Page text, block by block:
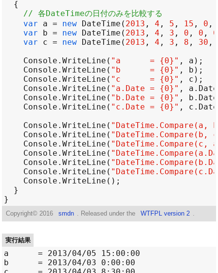
// 各DateTimeの日付のみを比較する
var
a = new DateTime ( 2013 , 4 , 5 , 15 , 0 ,
var
b = new DateTime ( 2013 , 4 , 3 , 0 , 0 , 0
var
c = new DateTime ( 2013 , 4 , 3 , 8 , 30 ,
Console . WriteLine ( "a      = {0}" , a
Console . WriteLine ( "b      = {0}" , b
Console . WriteLine ( "c      = {0}" , c
Console . WriteLine ( "a.Date = {0}" , a . Date
Console . WriteLine ( "b.Date = {0}" , b . Date
Console . WriteLine ( "c.Date = {0}" , c . Date
Console . WriteLine (
Console . WriteLine (
Console . WriteLine (
Console . WriteLine (
Console . WriteLine (
Console . WriteLine (
Console . WriteLine
Copyright© 2016 smdn . Released under the WTFPL version 2
実行結果
a      = 2013/04/05 15:00:00
b      = 2013/04/03 0:00:00